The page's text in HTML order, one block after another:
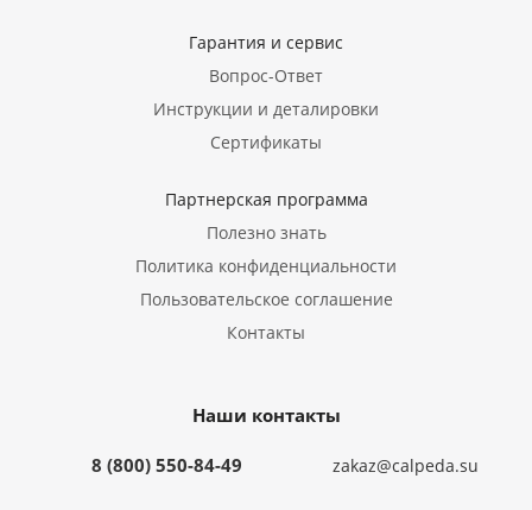
Гарантия и сервис
Вопрос-Ответ
Инструкции и деталировки
Сертификаты
Партнерская программа
Полезно знать
Политика конфиденциальности
Пользовательское соглашение
Контакты
Наши контакты
8 (800) 550-84-49 zakaz@calpeda.su